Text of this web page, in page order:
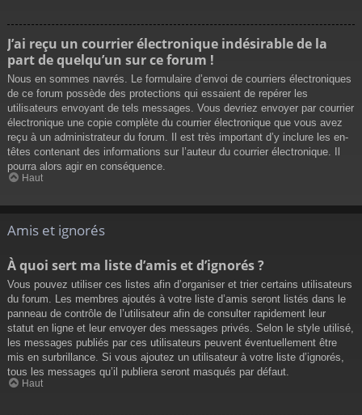
J’ai reçu un courrier électronique indésirable de la
part de quelqu’un sur ce forum !
Nous en sommes navrés. Le formulaire d’envoi de courriers électroniques
de ce forum possède des protections qui essaient de repérer les
utilisateurs envoyant de tels messages. Vous devriez envoyer par courrier
électronique une copie complète du courrier électronique que vous avez
reçu à un administrateur du forum. Il est très important d’y inclure les en-
têtes contenant des informations sur l’auteur du courrier électronique. Il
pourra alors agir en conséquence.
Haut
Amis et ignorés
À quoi sert ma liste d’amis et d’ignorés ?
Vous pouvez utiliser ces listes afin d’organiser et trier certains utilisateurs
du forum. Les membres ajoutés à votre liste d’amis seront listés dans le
panneau de contrôle de l’utilisateur afin de consulter rapidement leur
statut en ligne et leur envoyer des messages privés. Selon le style utilisé,
les messages publiés par ces utilisateurs peuvent éventuellement être
mis en surbrillance. Si vous ajoutez un utilisateur à votre liste d’ignorés,
tous les messages qu’il publiera seront masqués par défaut.
Haut